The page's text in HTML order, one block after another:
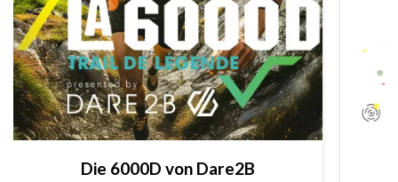
Die 6000D von Dare2B